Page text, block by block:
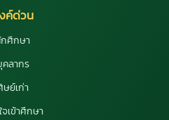
ค์ด่วน
ศึกษา
คลากร
ษย์เก่า
จเข้าศึกษา